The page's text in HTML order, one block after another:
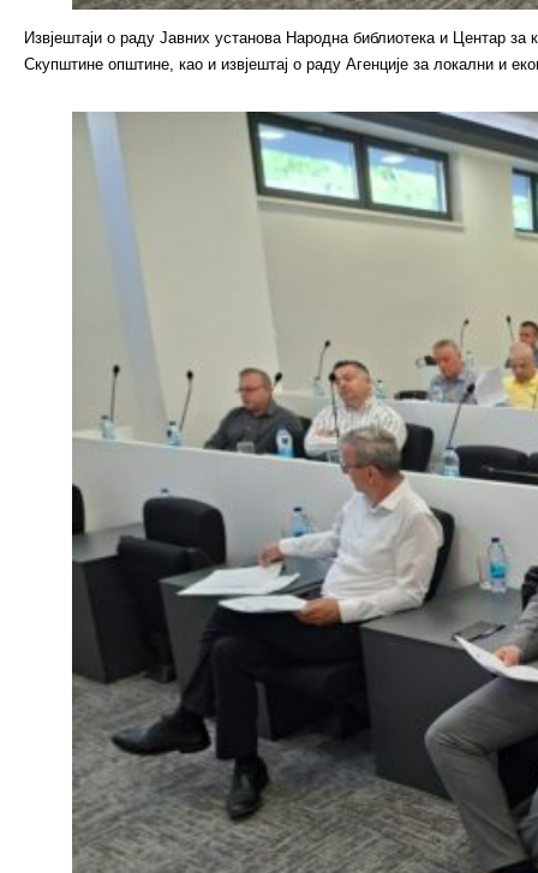
Извјештаји о раду Јавних установа Народна библиотека и Центар
Скупштине општине, као и извјештај о раду Агенције за локални и